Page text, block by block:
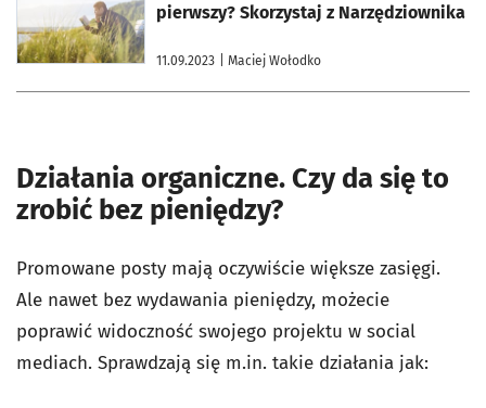
pierwszy? Skorzystaj z Narzędziownika
11.09.2023 | Maciej Wołodko
Działania organiczne. Czy da się to
zrobić bez pieniędzy?
Promowane posty mają oczywiście większe zasięgi.
Ale nawet bez wydawania pieniędzy, możecie
poprawić widoczność swojego projektu w social
mediach. Sprawdzają się m.in. takie działania jak: